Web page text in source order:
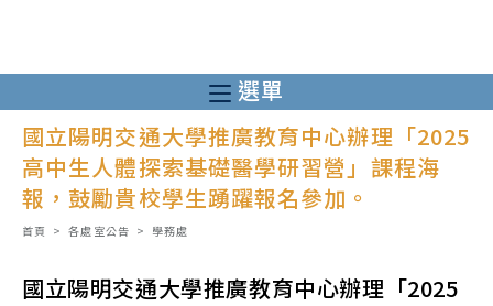
至
主
容
選單
國立陽明交通大學推廣教育中心辦理「2025
高中生人體探索基礎醫學研習營」課程海
報，鼓勵貴校學生踴躍報名參加。
首頁 > 各處室公告 > 學務處
國立陽明交通大學推廣教育中心辦理「2025